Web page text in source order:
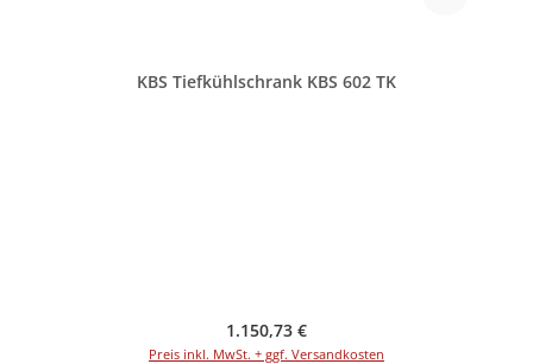
KBS Tiefkühlschrank KBS 602 TK
Regulärer Preis:
1.150,73 €
Preis inkl. MwSt. + ggf. Versandkosten